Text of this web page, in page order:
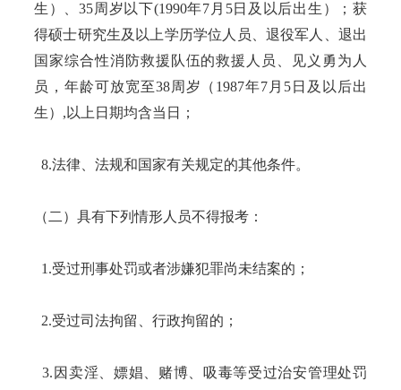
生）、35周岁以下(1990年7月5日及以后出生）；获
得硕士研究生及以上学历学位人员、退役军人、退出
国家综合性消防救援队伍的救援人员、见义勇为人
员，年龄可放宽至38周岁（1987年7月5日及以后出
生）,以上日期均含当日；
8.法律、法规和国家有关规定的其他条件。
（二）具有下列情形人员不得报考：
1.受过刑事处罚或者涉嫌犯罪尚未结案的；
2.受过司法拘留、行政拘留的；
3.因卖淫、嫖娼、赌博、吸毒等受过治安管理处罚